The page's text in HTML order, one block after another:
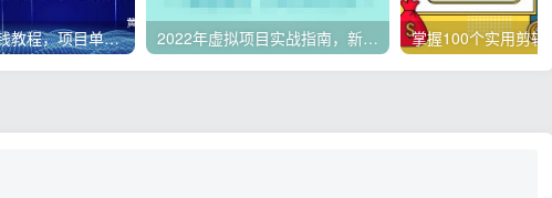
微头条副业赚钱教程，项目单号单天做到50-100+收益 2022年虚拟项目实战指南，新手从0打造月入上万店铺【视频课程】